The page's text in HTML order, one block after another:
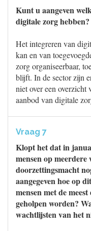
Kunt u aangeven
digitale zorg hebben?
Het integreren van
kan en van
zorg organiseerbaar,
blijft. In de sector zijn
niet over een overzicht
aanbod van digitale
Vraag 7
Klopt het dat in
mensen op
doorzettingsmacht
aangegeven hoe op
mensen met de
geholpen worden?
wachtlijsten van het